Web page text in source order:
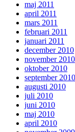
maj 2011
april 2011
mars 2011
februari 2011
januari 2011
december 2010
november 2010
oktober 2010
september 2010
augusti 2010
juli 2010
juni 2010
maj 2010
april 2010